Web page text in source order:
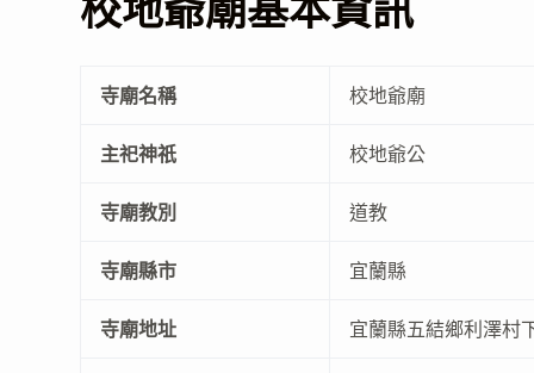
寺廟名稱 校地爺廟
主祀神祇 校地爺公
寺廟教別 道教
寺廟縣市 宜蘭縣
寺廟地址 宜蘭縣五結鄉利澤村